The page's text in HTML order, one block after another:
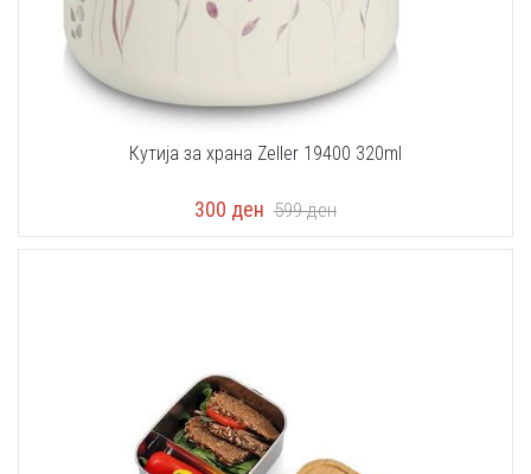
Кутија за храна Zeller 19400 320ml
300 ден 599ден